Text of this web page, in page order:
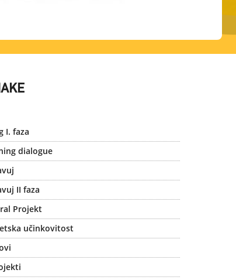
I. faza
dialogue
II faza
Projekt
učinkovitost